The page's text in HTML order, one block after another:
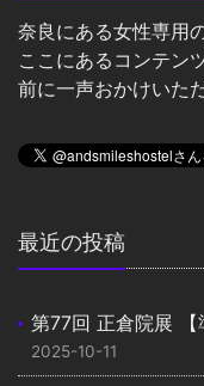
奈良にある女性専用
ここにあるコンテン
前に一声おかけいた
最近の投稿
第77回 正倉院展 【
2025-10-11